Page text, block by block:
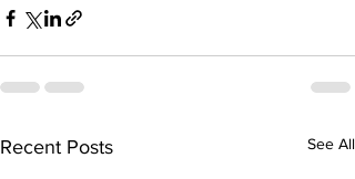
Recent Posts See All